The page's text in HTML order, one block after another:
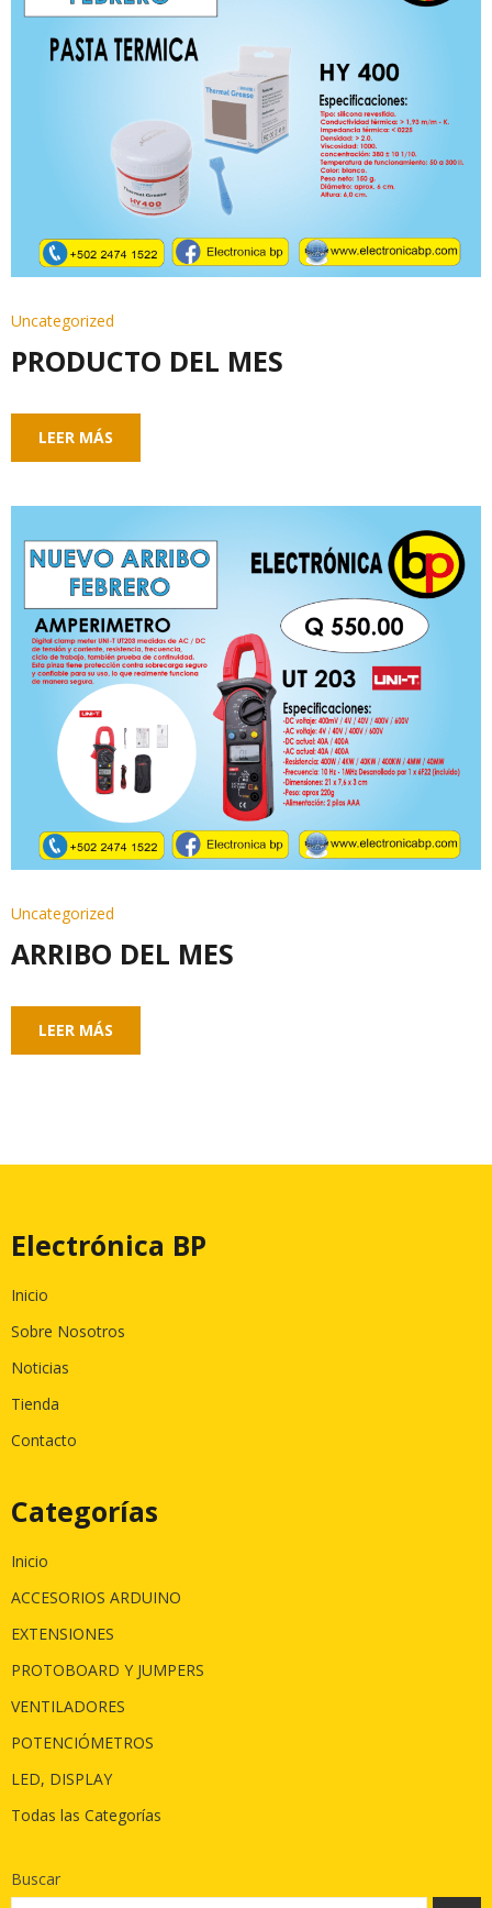
Uncategorized
PRODUCTO DEL MES
LEER MÁS
Uncategorized
ARRIBO DEL MES
LEER MÁS
Electrónica BP
Inicio
Sobre Nosotros
Noticias
Tienda
Contacto
Categorías
Inicio
ACCESORIOS ARDUINO
EXTENSIONES
PROTOBOARD Y JUMPERS
VENTILADORES
POTENCIÓMETROS
LED, DISPLAY
Todas las Categorías
Buscar